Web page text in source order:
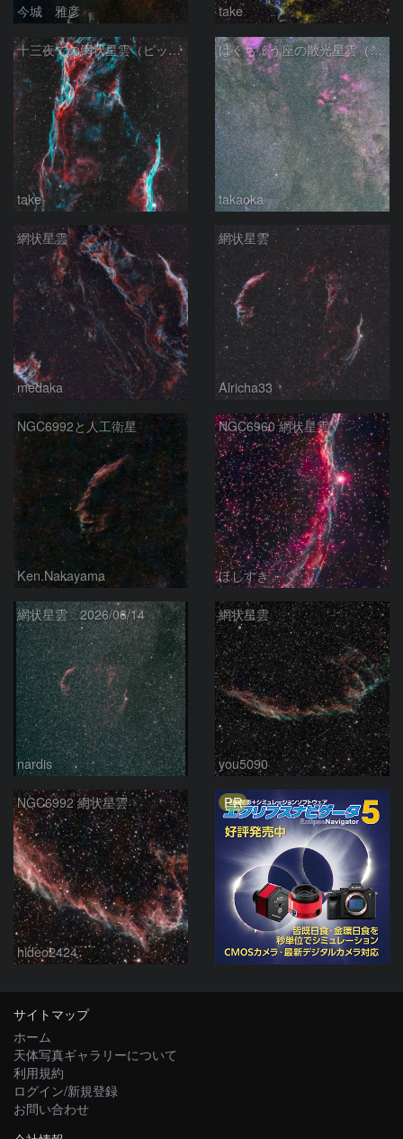
今城 雅彦 take
十三夜での網状星雲（ピッカリングの三角）
take
はくちょう座の散光星雲（１００ｍｍ）
takaoka
網状星雲
medaka
網状星雲
Alricha33
NGC6992と人工衛星
Ken.Nakayama
NGC6960 網状星雲
ほしすき
網状星雲 2026/06/14
nardis
網状星雲
you5090
NGC6992 網状星雲
hideo2424
PR
サイトマップ
ホーム
天体写真ギャラリーについて
利用規約
ログイン/新規登録
お問い合わせ